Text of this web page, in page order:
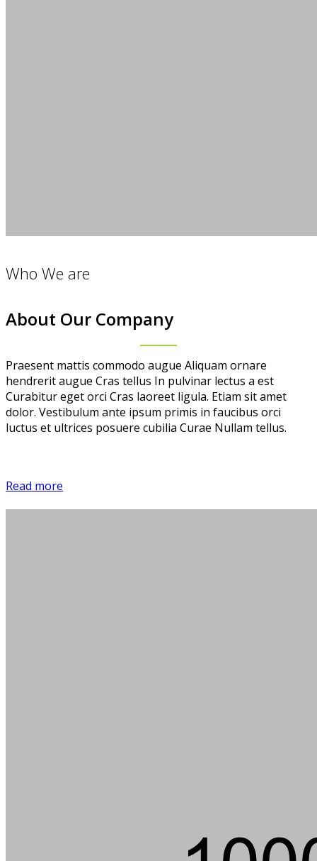
Who We are
About Our Company
Praesent mattis commodo augue Aliquam ornare
hendrerit augue Cras tellus In pulvinar lectus a est
Curabitur eget orci Cras laoreet ligula. Etiam sit amet
dolor. Vestibulum ante ipsum primis in faucibus orci
luctus et ultrices posuere cubilia Curae Nullam tellus.
Read more